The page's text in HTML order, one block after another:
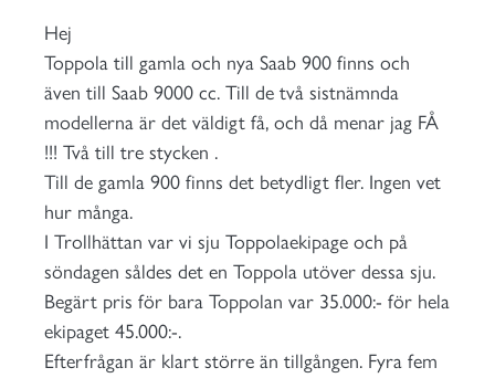
Hej
Toppola till gamla och nya Saab 900 finns och
även till Saab 9000 cc. Till de två sistnämnda
modellerna är det väldigt få, och då menar jag FÅ
!!! Två till tre stycken .
Till de gamla 900 finns det betydligt fler. Ingen vet
hur många.
I Trollhättan var vi sju Toppolaekipage och på
söndagen såldes det en Toppola utöver dessa sju.
Begärt pris för bara Toppolan var 35.000:- för hela
ekipaget 45.000:-.
Efterfrågan är klart större än tillgången. Fyra fem